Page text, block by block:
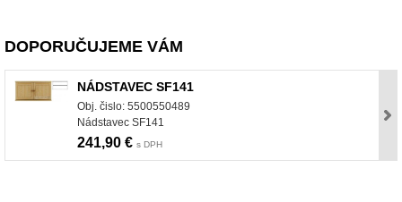
DOPORUČUJEME VÁM
NÁDSTAVEC SF141
Obj. čislo: 5500550489
Nádstavec SF141
241,90 € s DPH